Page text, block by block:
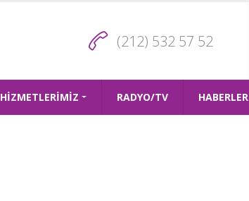
(212) 532 57 52
HİZMETLERİMİZ RADYO/TV HABERLER